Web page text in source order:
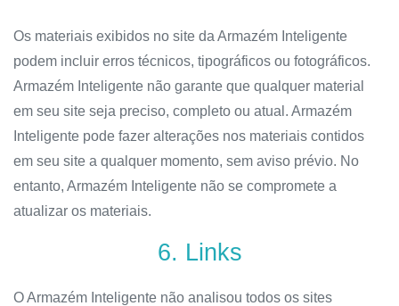
Os materiais exibidos no site da Armazém Inteligente
podem incluir erros técnicos, tipográficos ou fotográficos.
Armazém Inteligente não garante que qualquer material
em seu site seja preciso, completo ou atual. Armazém
Inteligente pode fazer alterações nos materiais contidos
em seu site a qualquer momento, sem aviso prévio. No
entanto, Armazém Inteligente não se compromete a
atualizar os materiais.
6. Links
O Armazém Inteligente não analisou todos os sites